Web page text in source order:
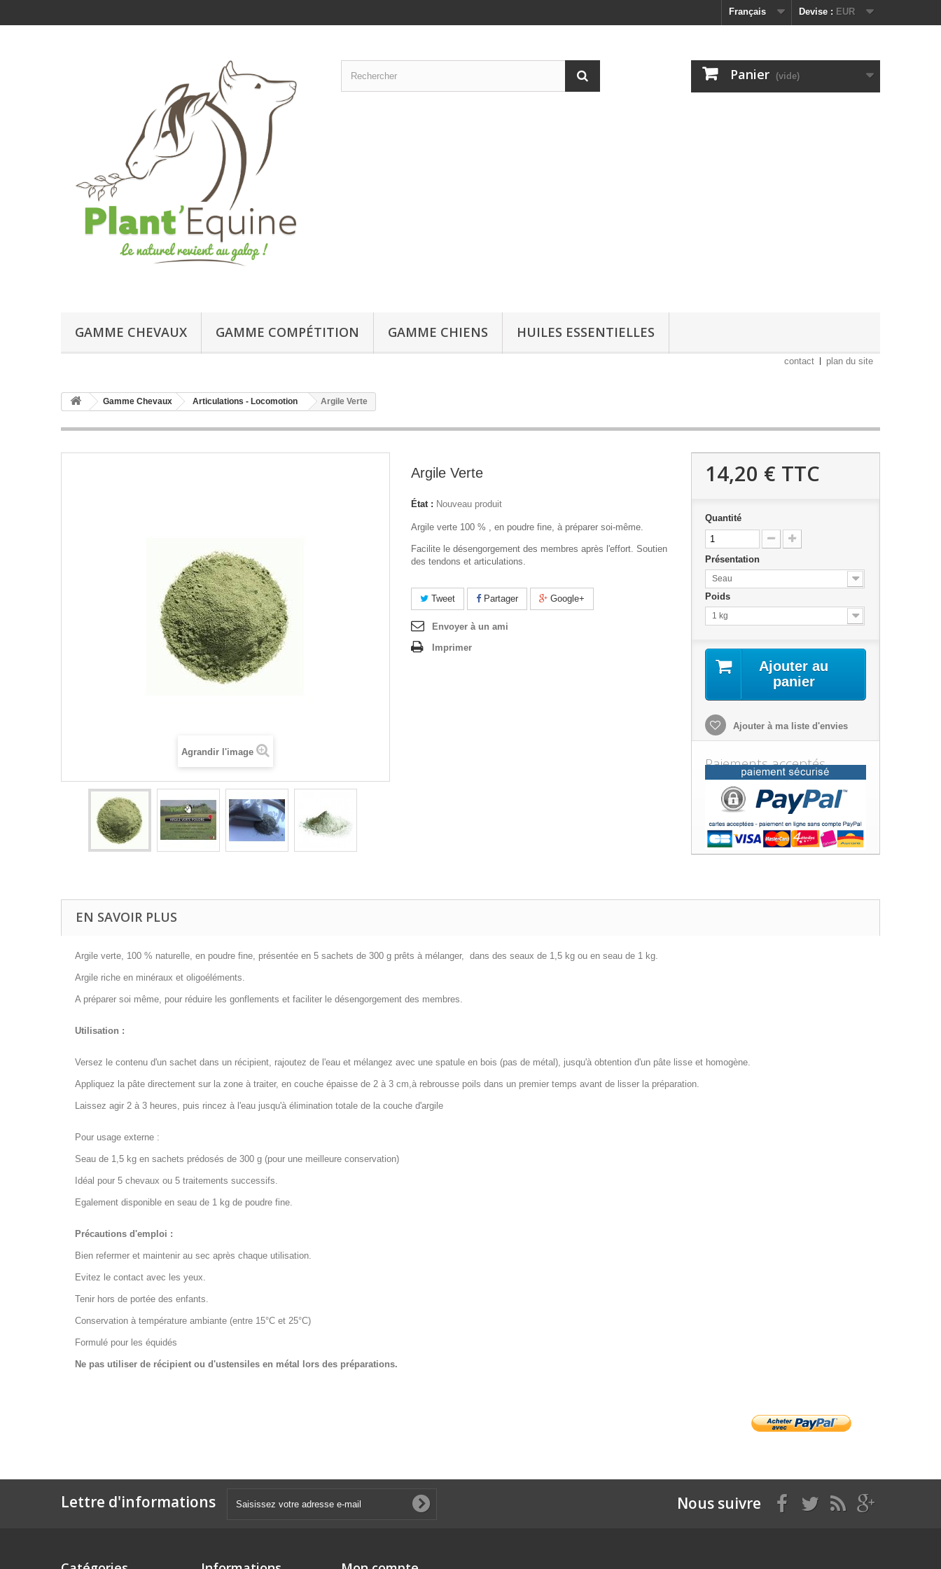
Devise : EUR
Français
Panier (vide)
GAMME CHEVAUX GAMME COMPÉTITION GAMME CHIENS HUILES ESSENTIELLES
contact plan du site
Gamme Chevaux Articulations - Locomotion Argile Verte
Agrandir l'image
Argile Verte
État : Nouveau produit
Argile verte 100 % , en poudre fine, à préparer soi-même.
Facilite le désengorgement des membres après l'effort. Soutien
des tendons et articulations.
Tweet Partager Google+
Envoyer à un ami
Imprimer
14,20 € TTC
Quantité
Présentation
Seau
Poids
1 kg
Ajouter au
panier
Ajouter à ma liste d'envies
Paiements acceptés
EN SAVOIR PLUS
Argile verte, 100 % naturelle, en poudre fine, présentée en 5 sachets de 300 g prêts à mélanger, dans des seaux de 1,5 kg ou en seau de 1 kg.
Argile riche en minéraux et oligoéléments.
A préparer soi même, pour réduire les gonflements et faciliter le désengorgement des membres.
Utilisation :
Versez le contenu d'un sachet dans un récipient, rajoutez de l'eau et mélangez avec une spatule en bois (pas de métal), jusqu'à obtention d'un pâte lisse et homogène.
Appliquez la pâte directement sur la zone à traiter, en couche épaisse de 2 à 3 cm,à rebrousse poils dans un premier temps avant de lisser la préparation.
Laissez agir 2 à 3 heures, puis rincez à l'eau jusqu'à élimination totale de la couche d'argile
Pour usage externe :
Seau de 1,5 kg en sachets prédosés de 300 g (pour une meilleure conservation)
Idéal pour 5 chevaux ou 5 traitements successifs.
Egalement disponible en seau de 1 kg de poudre fine.
Précautions d'emploi :
Bien refermer et maintenir au sec après chaque utilisation.
Evitez le contact avec les yeux.
Tenir hors de portée des enfants.
Conservation à température ambiante (entre 15°C et 25°C)
Formulé pour les équidés
Ne pas utiliser de récipient ou d'ustensiles en métal lors des préparations.
Lettre d'informations Nous suivre